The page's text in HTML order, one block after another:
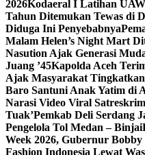
2026Kodaeral I Latihan
Tahun Ditemukan Tewas di
Diduga Ini Penyebabnya
Malam Helen’s Night Mart
Nasution Ajak Generasi
Juang ’45Kapolda Aceh
Ajak Masyarakat
Baro Santuni Anak Yatim di
Narasi Video Viral
Tuak’Pemkab Deli Serdang
Pengelola Tol Medan – Binjai
Week 2026, Gubernur
Fashion Indonesia Lewat